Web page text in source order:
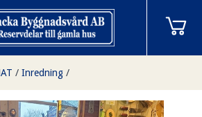
/ Inredning /
1700-tal, finns i Överjärva